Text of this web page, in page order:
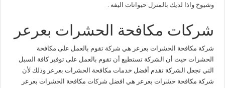
وشيوخ واذا لديك بالمنزل حيوانات اليفه .
شركات مكافحة الحشرات بعرعر
شركة مكافحة الحشرات بعرعر هي شركة تقوم بالعمل على مكافحة
الحشرات حيث أن الشركة تستطيع أن تقوم بالعمل على توفير كافة السبل
التي تجعل الشركة تقدم أفضل خدمات مكافحة الحشرات بعرعر وذلك لأن
شركة مكافحة حشرات بعرعر هي افضل شركات مكافحة الحشرات بعرعر